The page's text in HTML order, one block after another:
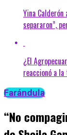
Yina
separaron”,
¿El
reaccionó a
Farándula
“No